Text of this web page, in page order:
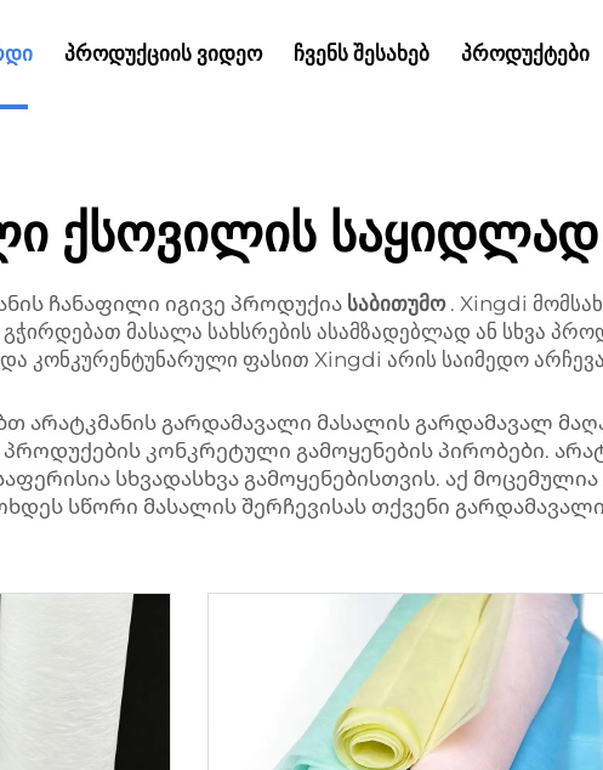
ᲞᲠᲝᲓᲣᲥᲪᲘᲘᲡ ᲕᲘᲓᲔᲝ ᲩᲕᲔᲜᲡ ᲨᲔᲡᲐᲮᲔᲑ ᲞᲠᲝᲓᲣᲥᲢᲔᲑᲘ
ქსოვილის
ჩანაფილი იგივე პროდუქია საბითუმო . Xingdi
მასალა სახსრების ასამზადებლად ან სხვა
კონკურენტუნარული ფასით Xingdi არის საიმედო
არატკმანის გარდამავალი მასალის გარდამავალ
კონკრეტული გამოყენების პირობები.
სხვადასხვა გამოყენებისთვის. აქ
სწორი მასალის შერჩევისას თქვენი